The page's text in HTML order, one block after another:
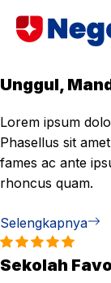
Unggul,
Lorem ipsum
Phasellus sit
fames ac ante
rhoncus quam.
Selengkapnya
Sekolah